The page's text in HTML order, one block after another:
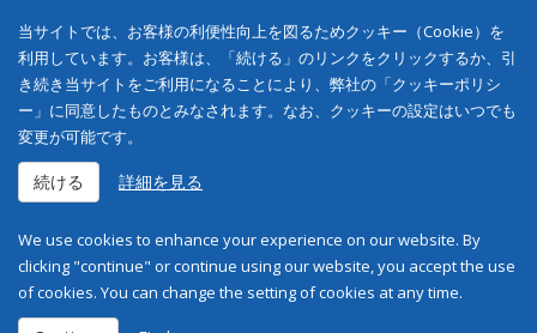
当サイトでは、お客様の利便性向上を図るためクッキー（Cookie）を
利用しています。お客様は、「続ける」のリンクをクリックするか、引
き続き当サイトをご利用になることにより、弊社の「クッキーポリシ
ー」に同意したものとみなされます。なお、クッキーの設定はいつでも
変更が可能です。
続ける 詳細を見る
We use cookies to enhance your experience on our website. By
clicking "continue" or continue using our website, you accept the use
of cookies. You can change the setting of cookies at any time.